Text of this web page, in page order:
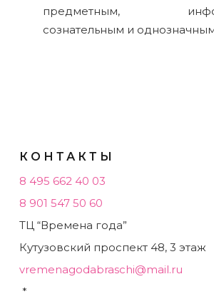
предметным,
сознательным и
КОНТАКТЫ
8 495 662 40 03
8 901 547 50 60
ТЦ “Времена года”
Кутузовский проспект 48, 3 этаж
vremenagodabraschi@mail.ru
*